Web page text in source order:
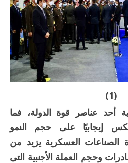
أحد عناصر قوة الدولة، فما
إيجابيًا على حجم النمو
الصناعات العسكرية يزيد من
وحجم العملة الأجنبية التى